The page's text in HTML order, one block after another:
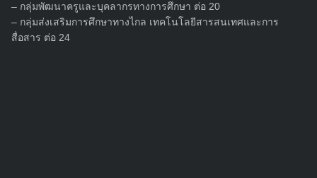
– กลุ่มพัฒนาครูและบุคลากรทางการศึกษา ต่อ 20
– กลุ่มส่งเสริมการศึกษาทางไกล เทคโนโลยีสารสนเทศและการ
สื่อสาร ต่อ 24